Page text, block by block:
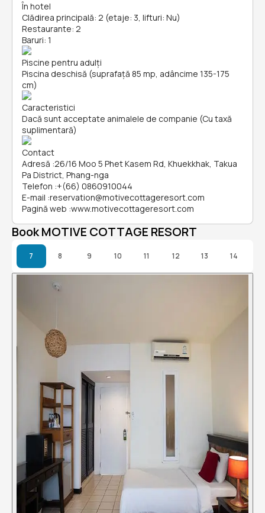
În hotel
Clădirea principală: 2 (etaje: 3, lifturi: Nu)
Restaurante: 2
Baruri: 1
Piscine pentru adulți
Piscina deschisă (suprafață 85 mp, adâncime 135-175
cm)
Caracteristici
Dacă sunt acceptate animalele de companie (Cu taxă
suplimentară)
Contact
Adresă :26/16 Moo 5 Phet Kasem Rd, Khuekkhak, Takua
Pa District, Phang-nga
Telefon :+(66) 0860910044
E-mail :reservation@motivecottageresort.com
Pagină web :www.motivecottageresort.com
Book MOTIVE COTTAGE RESORT
7 8 9 10 11 12 13 14